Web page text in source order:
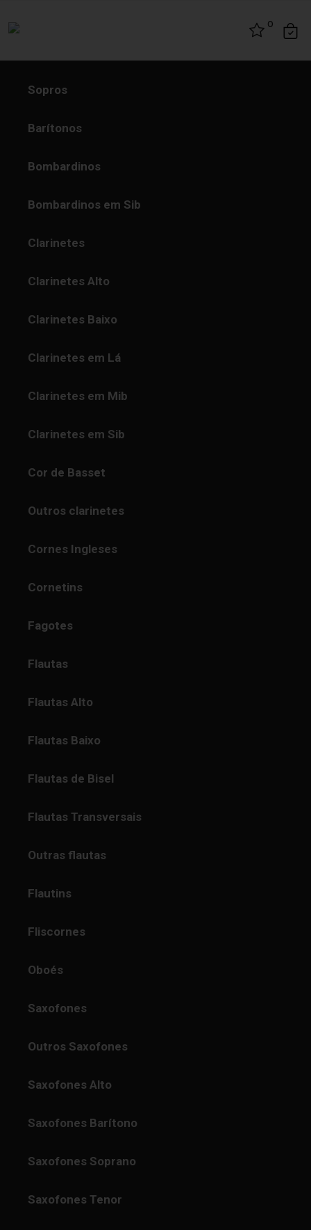
0
Sopros
Barítonos
Bombardinos
Bombardinos em Sib
Clarinetes
Clarinetes Alto
Clarinetes Baixo
Clarinetes em Lá
Clarinetes em Mib
Clarinetes em Sib
Cor de Basset
Outros clarinetes
Cornes Ingleses
Cornetins
Fagotes
Flautas
Flautas Alto
Flautas Baixo
Flautas de Bisel
Flautas Transversais
Outras flautas
Flautins
Fliscornes
Oboés
Saxofones
Outros Saxofones
Saxofones Alto
Saxofones Barítono
Saxofones Soprano
Saxofones Tenor